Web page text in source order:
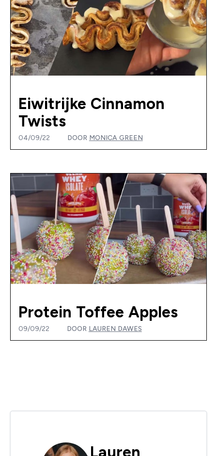
Eiwitrijke Cinnamon
Twists
04/09/22 DOOR MONICA GREEN
Protein Toffee Apples
09/09/22 DOOR LAUREN DAWES
Lauren